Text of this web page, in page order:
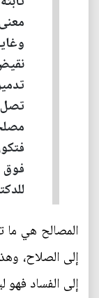
تصل
فوق
المصالح هي ما
إلى الصلاح،
إلى الفساد